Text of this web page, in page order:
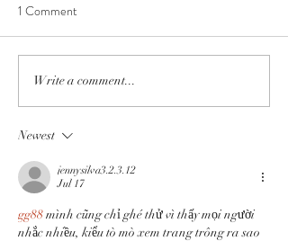
1 Comment
Write a comment...
Newest
jennysilva3.2.3.12
Jul 17
gg88 mình cũng chỉ ghé thử vì thấy mọi người
nhắc nhiều, kiểu tò mò xem trang trông ra sao